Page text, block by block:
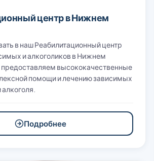
центр в Нижнем
в наш Реабилитационный центр
и алкоголиков в Нижнем
высококачественные
помощи и лечению зависимых
Подробнее